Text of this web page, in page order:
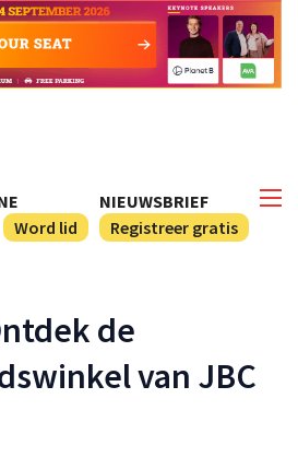
NIEUWSBRIEF
Registreer gratis
Word lid
de
van JBC